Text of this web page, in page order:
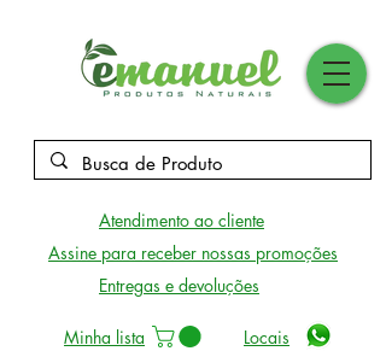
Atendimento ao cliente
Assine para receber nossas promoções
Entregas e devoluções
Minha lista Locais